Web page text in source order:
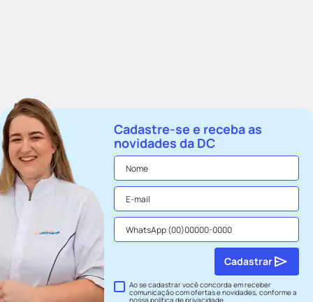
Cadastre-se e receba as
novidades da DC
Ao se cadastrar você concorda em receber
comunicação com ofertas e novidades, conforme a
nossapolítica de privacidade.
Cadastrar